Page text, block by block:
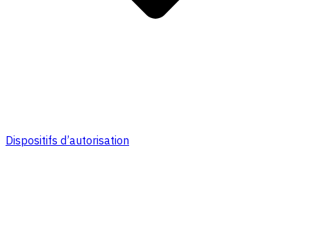
Dispositifs d’autorisation